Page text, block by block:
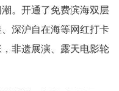
。开通了免费滨海双层
深沪自在海等网红打卡
非遗展演、露天电影轮